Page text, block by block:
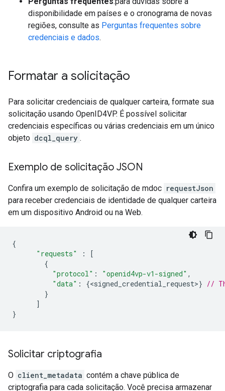
disponibilidade em países e o cronograma de novas
regiões, consulte as Perguntas frequentes sobre
credenciais e dados.
Formatar a solicitação
Para solicitar credenciais de qualquer carteira, formate sua
solicitação usando OpenID4VP. É possível solicitar
credenciais específicas ou várias credenciais em um único
objeto dcql_query .
Exemplo de solicitação JSON
Confira um exemplo de solicitação de mdoc requestJson
para receber credenciais de identidade de qualquer carteira
em um dispositivo Android ou na Web.
{
"requests"
:
[
{
"protocol" : "openid4vp-v1-signed" ,
"data" : {<signed_credential_request>} //
}
]
}
Solicitar criptografia
O client_metadata contém a chave pública de
criptografia para cada solicitação. Você precisa armazenar